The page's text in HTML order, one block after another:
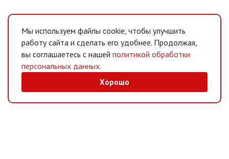
Мы используем файлы cookie, чтобы улучшить
работу сайта и сделать его удобнее. Продолжая,
вы соглашаетесь с нашей политикой обработки
персональных данных.
Хорошо